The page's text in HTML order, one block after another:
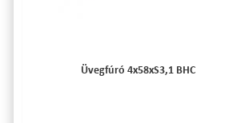
Üvegfúró 4x58xS3,1 BHC